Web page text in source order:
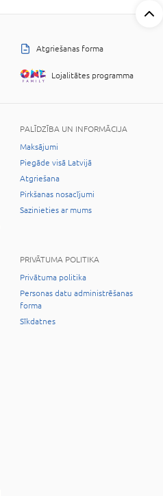
Atgriešanas forma
Lojalitātes programma
PALĪDZĪBA UN INFORMĀCIJA
Maksājumi
Piegāde visā Latvijā
Atgriešana
Pirkšanas nosacījumi
Sazinieties ar mums
PRIVĀTUMA POLITIKA
Privātuma politika
Personas datu administrēšanas
forma
Sīkdatnes